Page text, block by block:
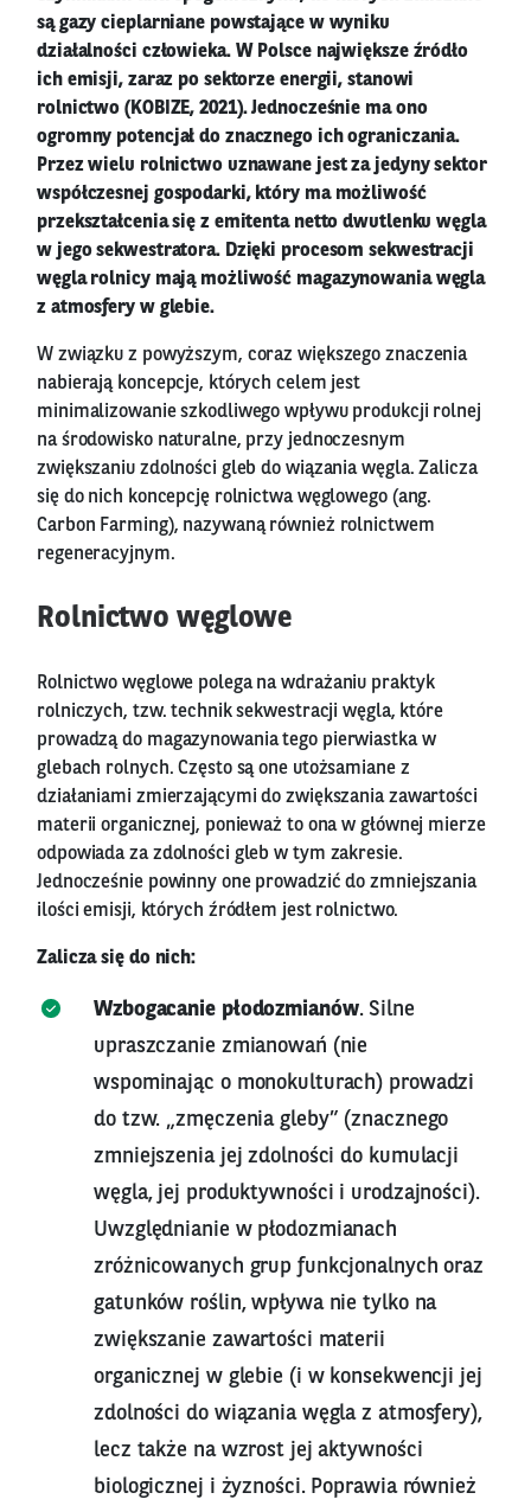
są gazy cieplarniane powstające w wyniku
działalności człowieka. W Polsce największe źródło
ich emisji, zaraz po sektorze energii, stanowi
rolnictwo (KOBIZE, 2021). Jednocześnie ma ono
ogromny potencjał do znacznego ich ograniczania.
Przez wielu rolnictwo uznawane jest za jedyny sektor
współczesnej gospodarki, który ma możliwość
przekształcenia się z emitenta netto dwutlenku węgla
w jego sekwestratora. Dzięki procesom sekwestracji
węgla rolnicy mają możliwość magazynowania węgla
z atmosfery w glebie.
W związku z powyższym, coraz większego znaczenia
nabierają koncepcje, których celem jest
minimalizowanie szkodliwego wpływu produkcji rolnej
na środowisko naturalne, przy jednoczesnym
zwiększaniu zdolności gleb do wiązania węgla. Zalicza
się do nich koncepcję rolnictwa węglowego (ang.
Carbon Farming), nazywaną również rolnictwem
regeneracyjnym.
Rolnictwo węglowe
Rolnictwo węglowe polega na wdrażaniu praktyk
rolniczych, tzw. technik sekwestracji węgla, które
prowadzą do magazynowania tego pierwiastka w
glebach rolnych. Często są one utożsamiane z
działaniami zmierzającymi do zwiększania zawartości
materii organicznej, ponieważ to ona w głównej mierze
odpowiada za zdolności gleb w tym zakresie.
Jednocześnie powinny one prowadzić do zmniejszania
ilości emisji, których źródłem jest rolnictwo.
Zalicza się do nich:
Wzbogacanie płodozmianów. Silne
upraszczanie zmianowań (nie
wspominając o monokulturach) prowadzi
do tzw. „zmęczenia gleby” (znacznego
zmniejszenia jej zdolności do kumulacji
węgla, jej produktywności i urodzajności).
Uwzględnianie w płodozmianach
zróżnicowanych grup funkcjonalnych oraz
gatunków roślin, wpływa nie tylko na
zwiększanie zawartości materii
organicznej w glebie (i w konsekwencji jej
zdolności do wiązania węgla z atmosfery),
lecz także na wzrost jej aktywności
biologicznej i żyzności. Poprawia również